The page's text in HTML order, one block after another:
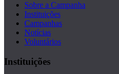
Sobre a Campanha
Instituições
Campanhas
Notícias
Voluntários
Instituições